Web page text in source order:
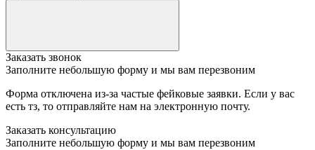
şans
casino
vidobet
|
vidobet
|
vidobet
güncel
|
vidobet
giriş
casinolevant
|
casinolevant
|
casinolevant
|
vidobet
giriş
şans
casino
casinolevant
giriş
casino
şans
şans
casino
|
casino
levant
casino
şans
casino
şans
boostaro
|
casinolevant
giriş
şans
casino
|
casinolevant
giriş
şanscasino
|
vidobet
|
vidobet
giriş
levant
casino
gorabet
|
galyabet
|
gorabet
|
gorabet
|
gorabet
|
vidobet
giriş
galyabet
|
gorabet
|
gorabet
Заказать звонок
Заполните небольшую форму и мы вам перезвоним
Форма отключена из-за частые фейковые заявки. Если у вас
есть тз, то отправляйте нам на электронную почту.
Заказать консультацию
Заполните небольшую форму и мы вам перезвоним